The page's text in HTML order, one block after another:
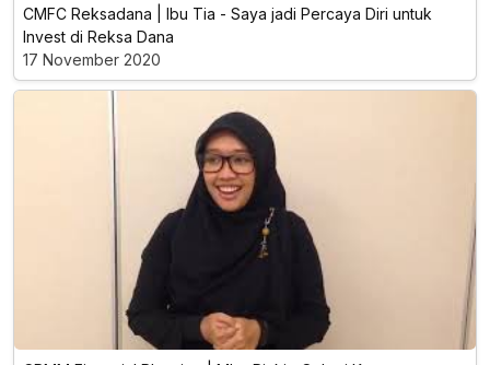
CMFC Reksadana | Ibu Tia - Saya jadi Percaya Diri untuk
Invest di Reksa Dana
17 November 2020